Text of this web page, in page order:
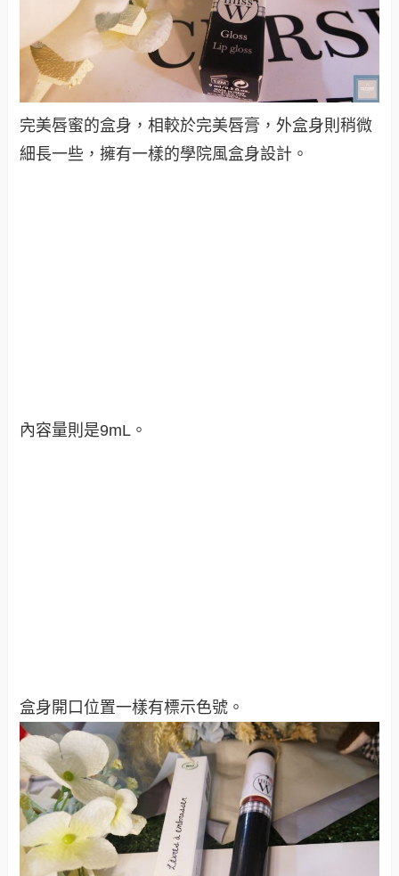
完美唇蜜的盒身，相較於完美唇膏，外盒身則稍微
細長一些，擁有一樣的學院風盒身設計。
內容量則是9mL。
盒身開口位置一樣有標示色號。